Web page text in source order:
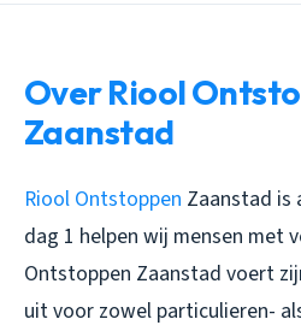
Over Riool
Zaanstad
Riool Ontstoppen Zaanstad is
dag 1 helpen wij mensen met
Ontstoppen Zaanstad voert
uit voor zowel particulieren-